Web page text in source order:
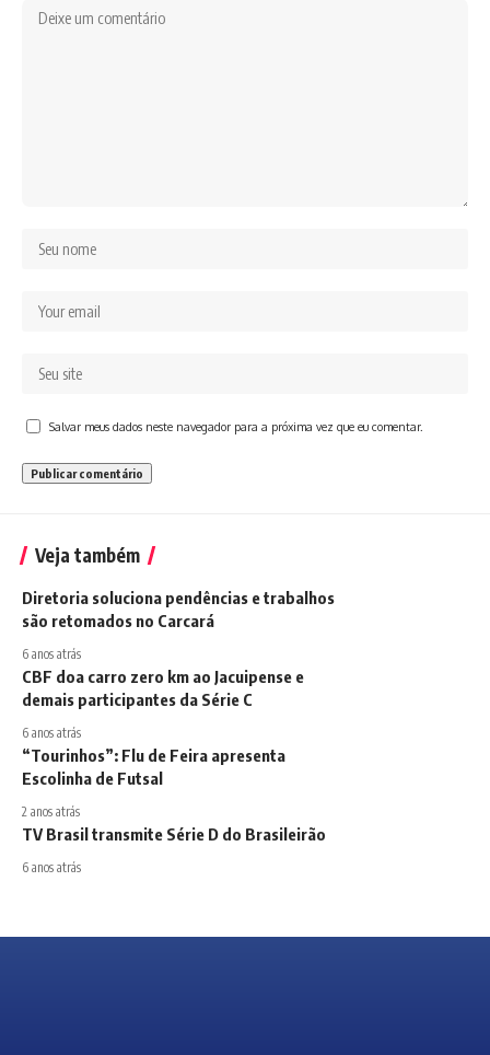
Salvar meus dados neste navegador para a próxima vez que eu comentar.
Veja também
Diretoria soluciona pendências e trabalhos
são retomados no Carcará
6 anos atrás
CBF doa carro zero km ao Jacuipense e
demais participantes da Série C
6 anos atrás
“Tourinhos”: Flu de Feira apresenta
Escolinha de Futsal
2 anos atrás
TV Brasil transmite Série D do Brasileirão
6 anos atrás